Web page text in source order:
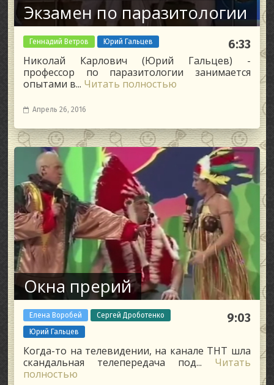
Экзамен по паразитологии
Геннадий Ветров Юрий Гальцев 6:33
Николай Карлович (Юрий Гальцев) -
профессор по паразитологии занимается
опытами в... Читать полностью
Апрель 26, 2016
Окна прерий
Елена Воробей
Сергей Дроботенко
Юрий Гальцев
9:03
Когда-то на телевидении, на канале ТНТ шла
скандальная телепередача под... Читать
полностью